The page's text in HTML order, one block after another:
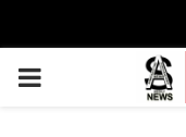
PRIMARY